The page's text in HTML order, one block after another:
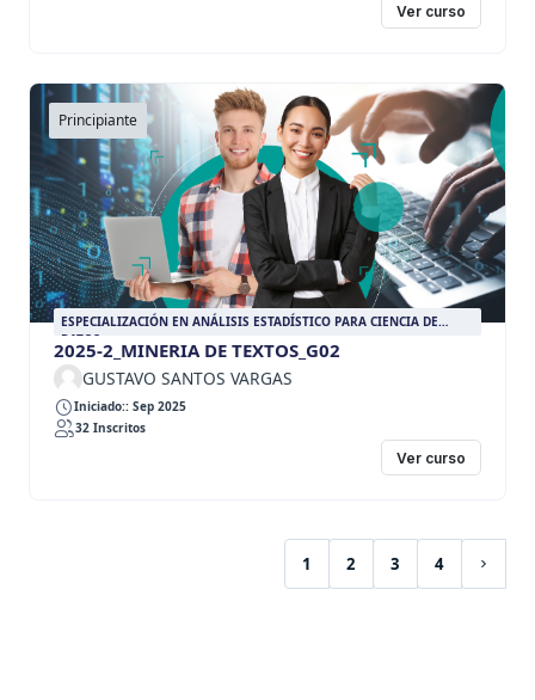
Ver curso
Principiante
ESPECIALIZACIÓN EN ANÁLISIS ESTADÍSTICO PARA CIENCIA DE
DATOS
2025-2_MINERIA DE TEXTOS_G02
GUSTAVO SANTOS VARGAS
Iniciado:: Sep 2025
32 Inscritos
Ver curso
1
(current)
2 3 4